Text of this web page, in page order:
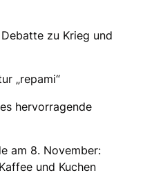
zu Krieg und
„repami“
hervorragende
am 8. November:
und Kuchen